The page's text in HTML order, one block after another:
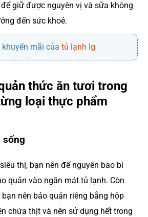
giữ được nguyên vị và sữa không
đến sức khoẻ.
khuyến mãi của tủ lạnh lg
thức ăn tươi trong
loại thực phẩm
sống
thị, bạn nên để nguyên bao bì
quản vào ngăn mát tủ lạnh. Còn
nên bảo quản riêng bằng hộp
chứa thịt và nên sử dụng hết trong